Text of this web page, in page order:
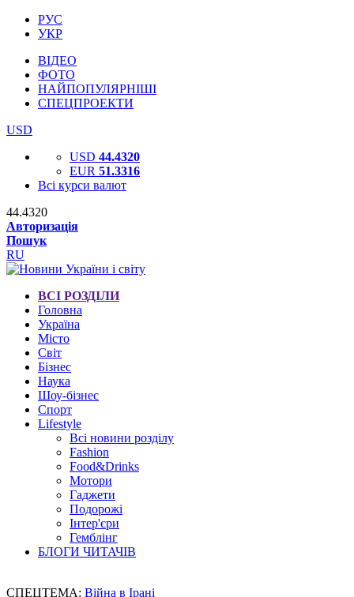
РУС
УКР
ВІДЕО
ФОТО
НАЙПОПУЛЯРНІШІ
СПЕЦПРОЕКТИ
USD
USD 44.4320
EUR 51.3316
Всі курси валют
44.4320
Авторизація
Пошук
RU
ВСІ РОЗДІЛИ
Головна
Україна
Місто
Світ
Бізнес
Наука
Шоу-бізнес
Спорт
Lifestyle
Всі новини розділу
Fashion
Food&Drinks
Мотори
Гаджети
Подорожі
Інтер'єри
Гемблінг
БЛОГИ ЧИТАЧІВ
СПЕЦТЕМА: Війна в Ірані